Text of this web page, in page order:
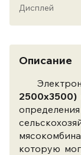
Дисплей
Описание
2500x3500)
которую